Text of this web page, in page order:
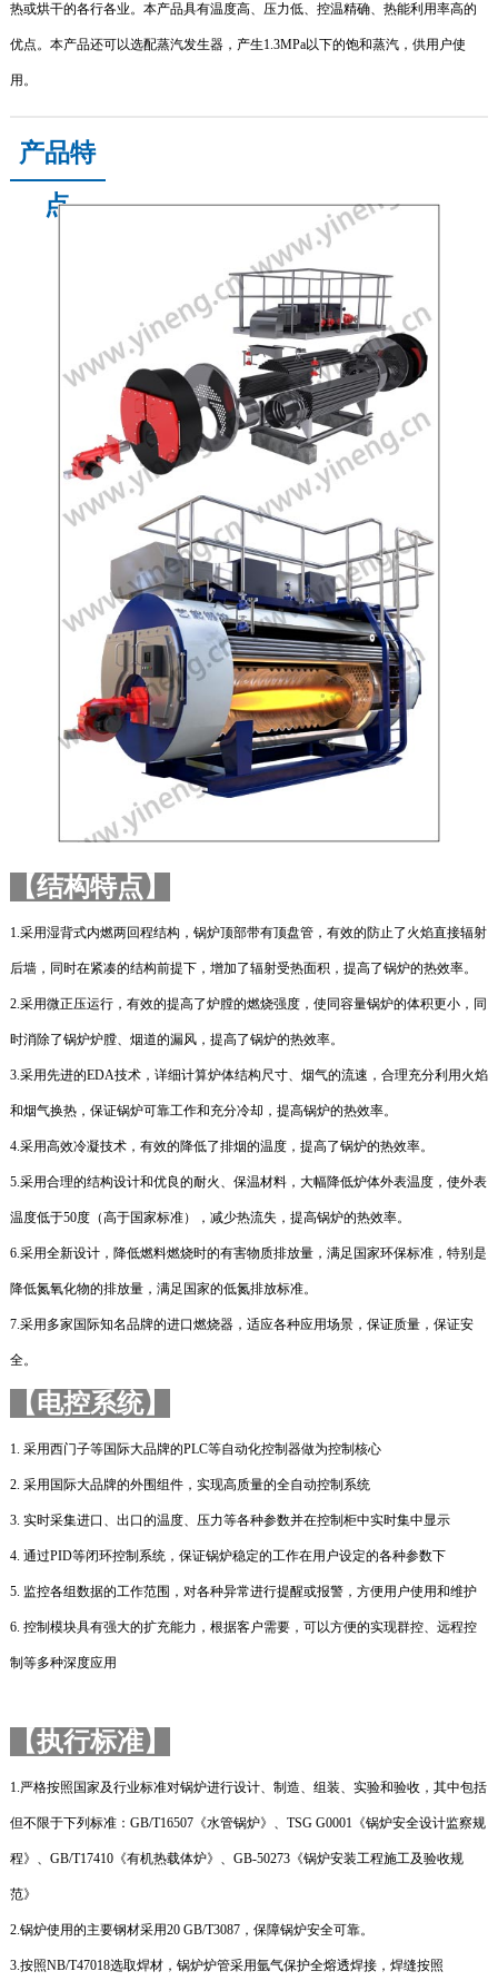
热或烘干的各行各业。本产品具有温度高、压力低、控温精确、热能利用率高的
优点。本产品还可以选配蒸汽发生器，产生1.3MPa以下的饱和蒸汽，供用户使
用。
产品特
点
【结构特点】
1.采用湿背式内燃两回程结构，锅炉顶部带有顶盘管，有效的防止了火焰直接辐射
后墙，同时在紧凑的结构前提下，增加了辐射受热面积，提高了锅炉的热效率。
2.采用微正压运行，有效的提高了炉膛的燃烧强度，使同容量锅炉的体积更小，同
时消除了锅炉炉膛、烟道的漏风，提高了锅炉的热效率。
3.采用先进的EDA技术，详细计算炉体结构尺寸、烟气的流速，合理充分利用火焰
和烟气换热，保证锅炉可靠工作和充分冷却，提高锅炉的热效率。
4.采用高效冷凝技术，有效的降低了排烟的温度，提高了锅炉的热效率。
5.采用合理的结构设计和优良的耐火、保温材料，大幅降低炉体外表温度，使外表
温度低于50度（高于国家标准），减少热流失，提高锅炉的热效率。
6.采用全新设计，降低燃料燃烧时的有害物质排放量，满足国家环保标准，特别是
降低氮氧化物的排放量，满足国家的低氮排放标准。
7.采用多家国际知名品牌的进口燃烧器，适应各种应用场景，保证质量，保证安
全。
【电控系统】
1. 采用西门子等国际大品牌的PLC等自动化控制器做为控制核心
2. 采用国际大品牌的外围组件，实现高质量的全自动控制系统
3. 实时采集进口、出口的温度、压力等各种参数并在控制柜中实时集中显示
4. 通过PID等闭环控制系统，保证锅炉稳定的工作在用户设定的各种参数下
5. 监控各组数据的工作范围，对各种异常进行提醒或报警，方便用户使用和维护
6. 控制模块具有强大的扩充能力，根据客户需要，可以方便的实现群控、远程控
制等多种深度应用
【执行标准】
1.严格按照国家及行业标准对锅炉进行设计、制造、组装、实验和验收，其中包括
但不限于下列标准： GB/T16507《水管锅炉》、 TSG G0001《锅炉安全设计监察规
程》、 GB/T17410《有机热载体炉》、 GB-50273《锅炉安装工程施工及验收规
范》
2.锅炉使用的主要钢材采用20 GB/T3087，保障锅炉安全可靠。
3.按照NB/T47018选取焊材，锅炉炉管采用氩气保护全熔透焊接，焊缝按照